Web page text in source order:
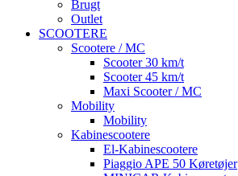
Brugt
Outlet
SCOOTERE
Scootere / MC
Scooter 30 km/t
Scooter 45 km/t
Maxi Scooter / MC
Mobility
Mobility
Kabinescootere
El-Kabinescootere
Piaggio APE 50 Køretøjer